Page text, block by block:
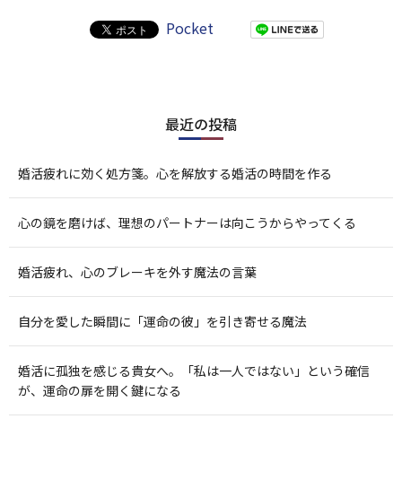
Pocket
最近の投稿
婚活疲れに効く処方箋。心を解放する婚活の時間を作る
心の鏡を磨けば、理想のパートナーは向こうからやってくる
婚活疲れ、心のブレーキを外す魔法の言葉
自分を愛した瞬間に「運命の彼」を引き寄せる魔法
婚活に孤独を感じる貴女へ。「私は一人ではない」という確信
が、運命の扉を開く鍵になる